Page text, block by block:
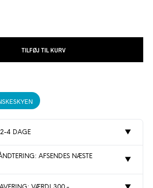
TILFØJ TIL KURV
2-4 DAGE ▼
AFSENDES NÆSTE
▼